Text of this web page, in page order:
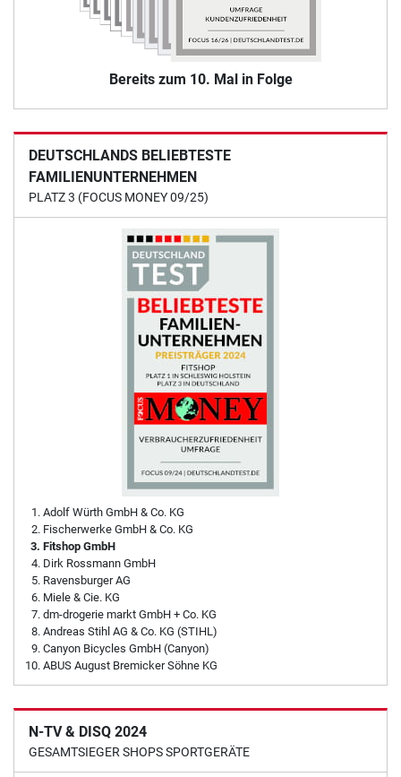
Bereits zum 10. Mal in Folge
DEUTSCHLANDS BELIEBTESTE
FAMILIENUNTERNEHMEN
PLATZ 3 (FOCUS MONEY 09/25)
Adolf Würth GmbH & Co. KG
Fischerwerke GmbH & Co. KG
Fitshop GmbH
Dirk Rossmann GmbH
Ravensburger AG
Miele & Cie. KG
dm-drogerie markt GmbH + Co. KG
Andreas Stihl AG & Co. KG (STIHL)
Canyon Bicycles GmbH (Canyon)
ABUS August Bremicker Söhne KG
N-TV & DISQ 2024
GESAMTSIEGER SHOPS SPORTGERÄTE